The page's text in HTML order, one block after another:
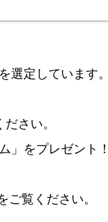
選定しています。
さい。
」をプレゼント！
覧ください。